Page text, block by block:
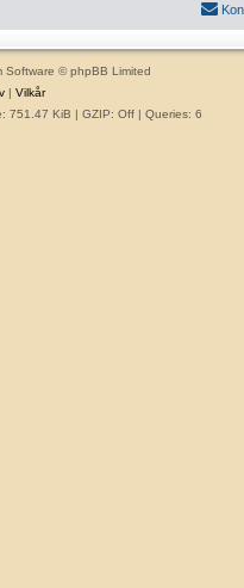
Software © phpBB Limited
| Vilkår
751.47 KiB | GZIP: Off | Queries: 6